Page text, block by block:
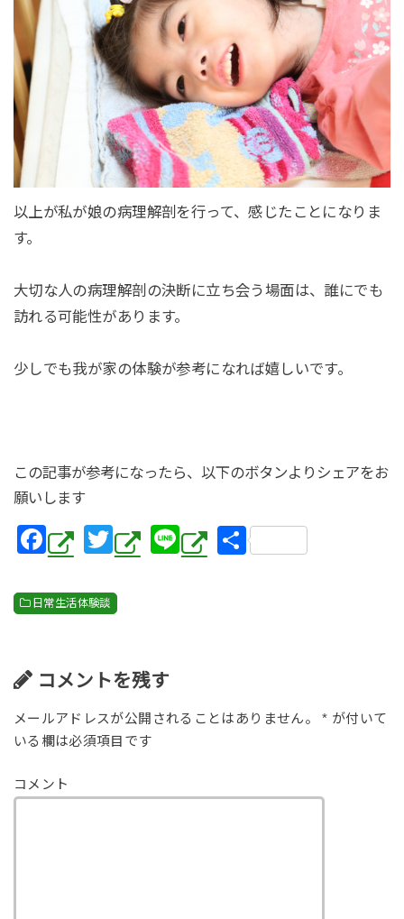
以上が私が娘の病理解剖を行って、感じたことになりま
す。
大切な人の病理解剖の決断に立ち会う場面は、誰にでも
訪れる可能性があります。
少しでも我が家の体験が参考になれば嬉しいです。
この記事が参考になったら、以下のボタンよりシェアをお
願いします
F
a
c
o
o
k
T
wi
tt
Li
n
共
日常生活体験談
コメントを残す
メールアドレスが公開されることはありません。 * が付いて
いる欄は必須項目です
コメント